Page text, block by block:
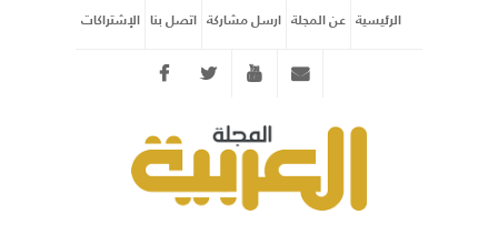
الرئيسية عن المجلة ارسل مشاركة اتصل بنا الإشتراكات
Twitter youtube